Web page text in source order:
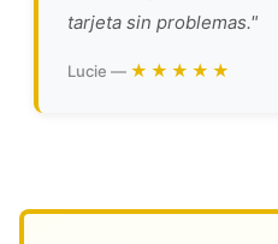
tarjeta sin problemas."
Lucie — ★★★★★